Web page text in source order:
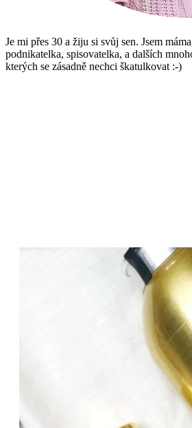
Je mi přes 30 a žiju si svůj sen. Jsem
podnikatelka, spisovatelka, a dalších
kterých se zásadně nechci škatulkovat :-)